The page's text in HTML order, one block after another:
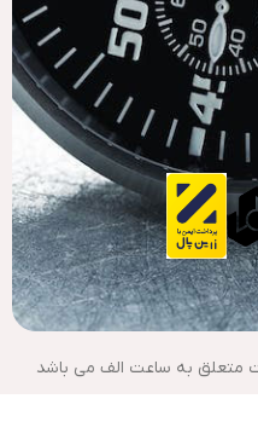
متعلق به ساعت الف می باشد